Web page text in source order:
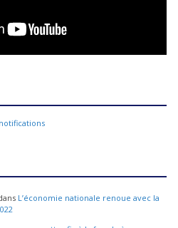
L’économie nationale renoue avec la